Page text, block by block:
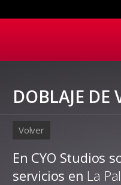
DOBLAJE DE
Volver
En CYO Studios
servicios en La